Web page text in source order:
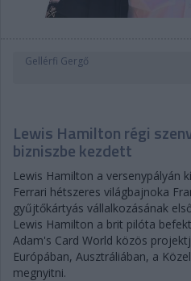
Gellérfi Gergő
Lewis Hamilton régi
bizniszbe kezdett
Lewis Hamilton a versenypályán
Ferrari hétszeres világbajnoka
gyűjtőkártyás vállalkozásának
Lewis Hamilton a brit pilóta
Adam's Card World közös
Európában, Ausztráliában, a
megnyitni.